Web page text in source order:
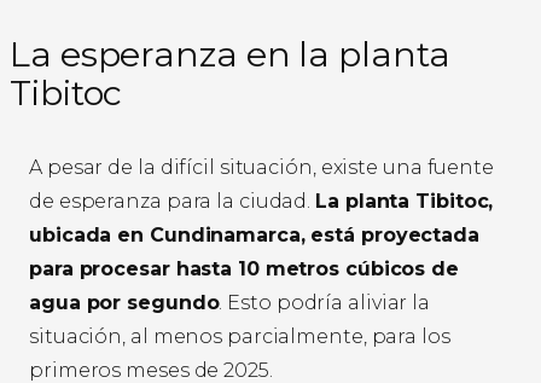
La esperanza en la planta
Tibitoc
A pesar de la difícil situación, existe una fuente
de esperanza para la ciudad. La planta Tibitoc,
ubicada en Cundinamarca, está proyectada
para procesar hasta 10 metros cúbicos de
agua por segundo. Esto podría aliviar la
situación, al menos parcialmente, para los
primeros meses de 2025.